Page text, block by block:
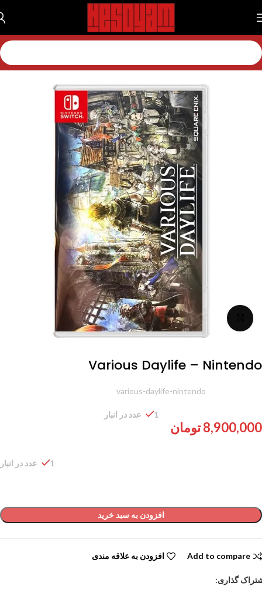
خانه بازی بازی نینتندو بازی نینتندو سویچ 1
برای بزرگنمایی کلیک کنید
Various Daylife – Nintendo
various-daylife-nintendo
8,900,000تومان
1 عدد در انبار
1 عدد در انبار
افزودن به سبد خرید
Add to compare افزودن به علاقه مندی
گذاری: